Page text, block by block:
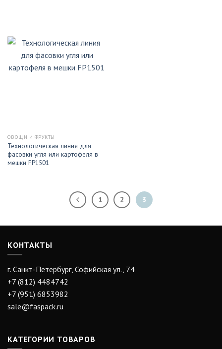
ОВОЩИ И ФРУКТЫ
Технологическая линия для
фасовки угля или картофеля в
мешки FP1501
1 2 3
КОНТАКТЫ
г. Санкт-Петербург, Софийская ул., 74
+7 (812) 4484742
+7 (951) 6853982
sale@faspack.ru
КАТЕГОРИИ ТОВАРОВ